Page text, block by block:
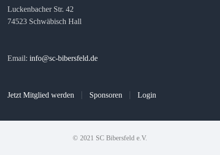
Luckenbacher Str. 42
74523 Schwäbisch Hall
Email: info@sc-bibersfeld.de
Jetzt Mitglied werden Sponsoren Login
© 2021 SC Bibersfeld e.V.